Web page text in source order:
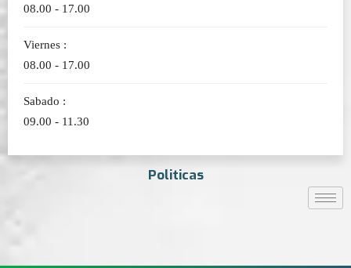
08.00 - 17.00
Viernes :
08.00 - 17.00
Sabado :
09.00 - 11.30
Politicas